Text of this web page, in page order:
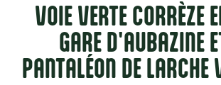
VOIE VERTE CORRÈZE
GARE D'AUBAZINE
PANTALÉON DE